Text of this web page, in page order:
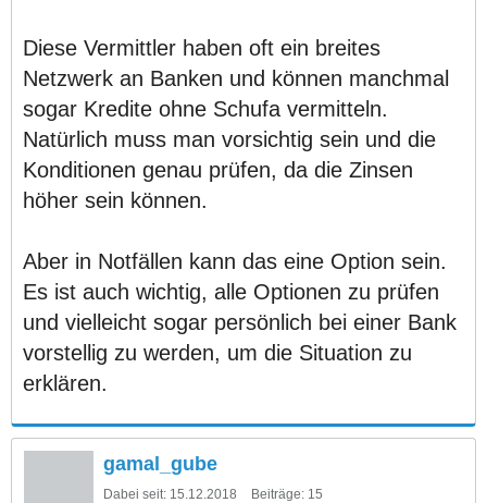
Diese Vermittler haben oft ein breites
Netzwerk an Banken und können manchmal
sogar Kredite ohne Schufa vermitteln.
Natürlich muss man vorsichtig sein und die
Konditionen genau prüfen, da die Zinsen
höher sein können.
Aber in Notfällen kann das eine Option sein.
Es ist auch wichtig, alle Optionen zu prüfen
und vielleicht sogar persönlich bei einer Bank
vorstellig zu werden, um die Situation zu
erklären.
gamal_gube
Dabei seit: 15.12.2018 Beiträge: 15